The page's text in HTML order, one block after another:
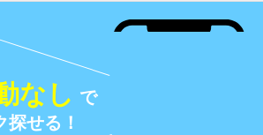
なし で
せる！